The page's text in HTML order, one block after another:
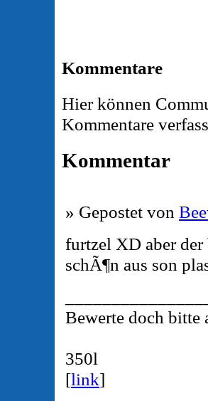
Kommentare
Hier können
Kommentare
Kommentar
» Gepostet von
furtzel XD aber
schÃ¶n aus son
Bewerte doch bitte
350l
[link]